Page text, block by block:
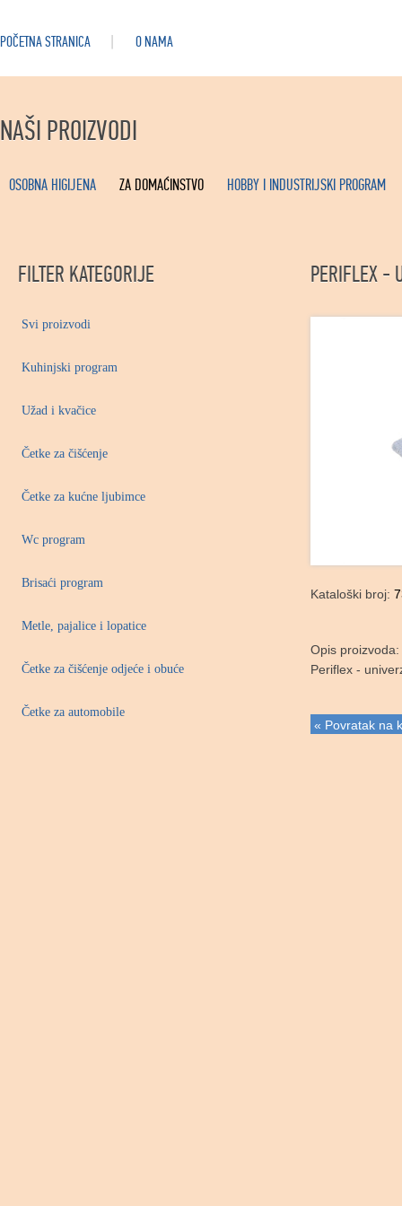
POČETNA STRANICA O NAMA
NAŠI PROIZVODI
OSOBNA HIGIJENA ZA DOMAĆINSTVO HOBBY I INDUSTRIJSKI PROGRAM
FILTER KATEGORIJE
Svi proizvodi
Kuhinjski program
Užad i kvačice
Četke za čišćenje
Četke za kućne ljubimce
Wc program
Brisaći program
Metle, pajalice i lopatice
Četke za čišćenje odjeće i obuće
Četke za automobile
PERIFLEX -
Kataloški broj:
Opis proizvoda:
Periflex -
« Povratak na